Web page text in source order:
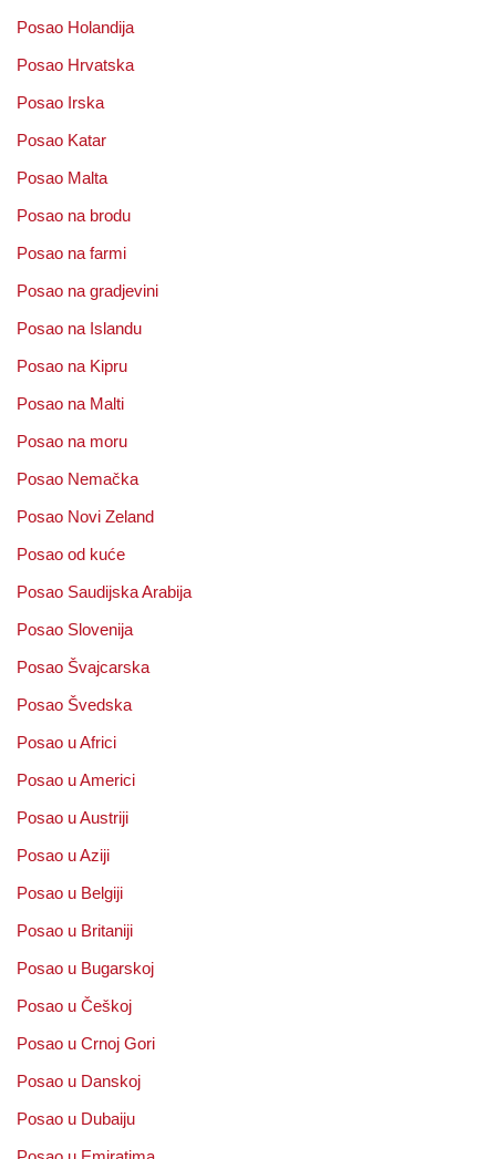
Posao Holandija
Posao Hrvatska
Posao Irska
Posao Katar
Posao Malta
Posao na brodu
Posao na farmi
Posao na gradjevini
Posao na Islandu
Posao na Kipru
Posao na Malti
Posao na moru
Posao Nemačka
Posao Novi Zeland
Posao od kuće
Posao Saudijska Arabija
Posao Slovenija
Posao Švajcarska
Posao Švedska
Posao u Africi
Posao u Americi
Posao u Austriji
Posao u Aziji
Posao u Belgiji
Posao u Britaniji
Posao u Bugarskoj
Posao u Češkoj
Posao u Crnoj Gori
Posao u Danskoj
Posao u Dubaiju